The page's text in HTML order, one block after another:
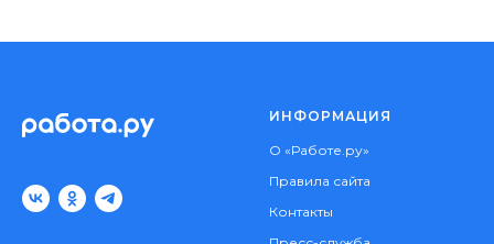
ИНФОРМАЦИЯ
О «Работе.ру»
Правила сайта
Контакты